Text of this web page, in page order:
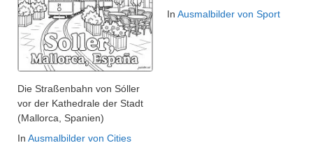
Die Straßenbahn von Sóller
vor der Kathedrale der Stadt
(Mallorca, Spanien)
In Ausmalbilder von Cities
In Ausmalbilder von Sport